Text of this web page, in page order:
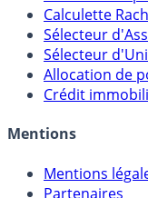
Calculateur
Calculette
Calculette
Sélecteur
Sélecteur
Crédit
Mentions